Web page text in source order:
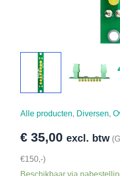
Alle producten, Diversen,
€ 35,00 excl. btw
€150,-)
Beschikbaar via